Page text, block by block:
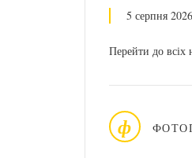
5 серпня
Перейти до всіх
ф